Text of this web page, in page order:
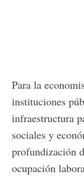
Para la
instituciones
infraestructura
sociales y
profundización
ocupación